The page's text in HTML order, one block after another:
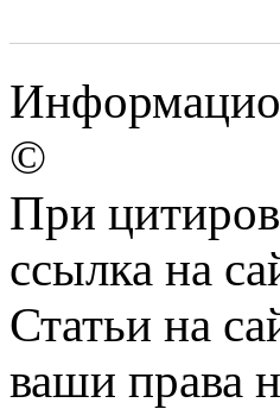
©
При
ссылка на
Статьи на
ваши права